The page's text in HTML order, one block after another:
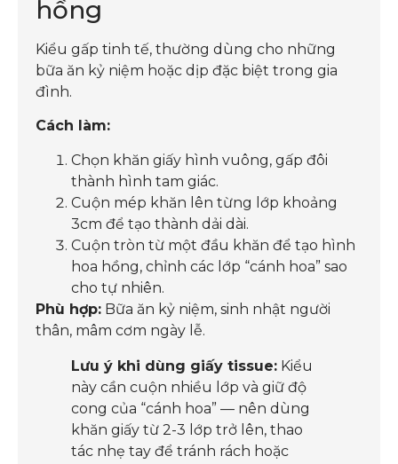
hồng
Kiểu gấp tinh tế, thường dùng cho những
bữa ăn kỷ niệm hoặc dịp đặc biệt trong gia
đình.
Cách làm:
Chọn khăn giấy hình vuông, gấp đôi
thành hình tam giác.
Cuộn mép khăn lên từng lớp khoảng
3cm để tạo thành dải dài.
Cuộn tròn từ một đầu khăn để tạo hình
hoa hồng, chỉnh các lớp “cánh hoa” sao
cho tự nhiên.
Phù hợp: Bữa ăn kỷ niệm, sinh nhật người
thân, mâm cơm ngày lễ.
Lưu ý khi dùng giấy tissue: Kiểu
này cần cuộn nhiều lớp và giữ độ
cong của “cánh hoa” — nên dùng
khăn giấy từ 2-3 lớp trở lên, thao
tác nhẹ tay để tránh rách hoặc